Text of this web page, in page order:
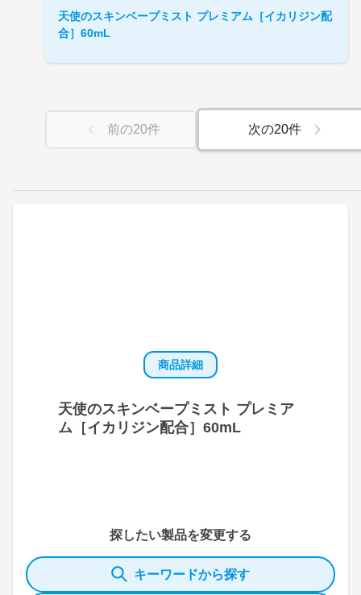
商品詳細
天使のスキンベープミスト プレミア
ム［イカリジン配合］60mL
探したい製品を変更する
キーワードから探す
天使のスキンベープミスト プレミアム［イカリジン配
合］60mL
前の20件 次の20件